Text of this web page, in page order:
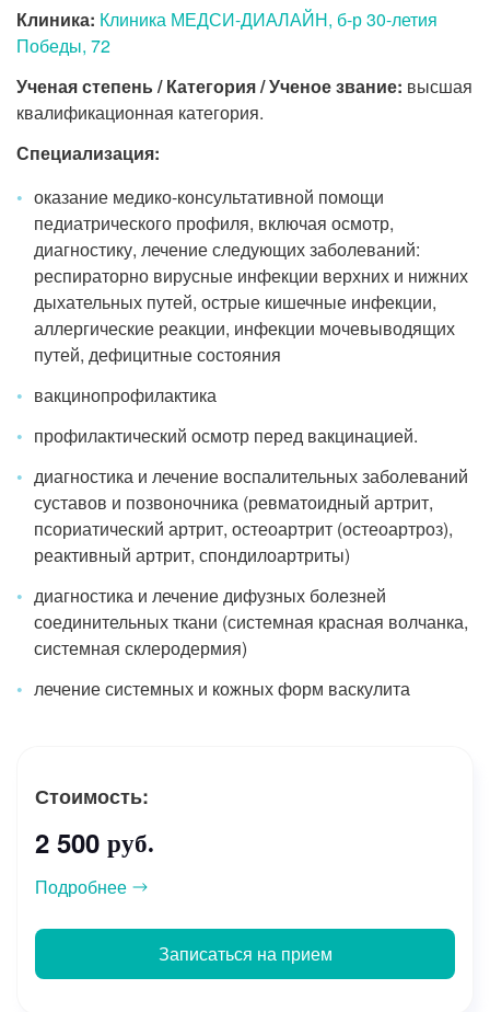
Клиника: Клиника МЕДСИ-ДИАЛАЙН, б-р 30-летия
Победы, 72
Ученая степень / Категория / Ученое звание: высшая
квалификационная категория.
Специализация:
оказание медико-консультативной помощи
педиатрического профиля, включая осмотр,
диагностику, лечение следующих заболеваний:
респираторно вирусные инфекции верхних и нижних
дыхательных путей, острые кишечные инфекции,
аллергические реакции, инфекции мочевыводящих
путей, дефицитные состояния
вакцинопрофилактика
профилактический осмотр перед вакцинацией.
диагностика и лечение воспалительных заболеваний
суставов и позвоночника (ревматоидный артрит,
псориатический артрит, остеоартрит (остеоартроз),
реактивный артрит, спондилоартриты)
диагностика и лечение дифузных болезней
соединительных ткани (системная красная волчанка,
системная склеродермия)
лечение системных и кожных форм васкулита
Стоимость:
2 500 руб.
Подробнее
Записаться на прием